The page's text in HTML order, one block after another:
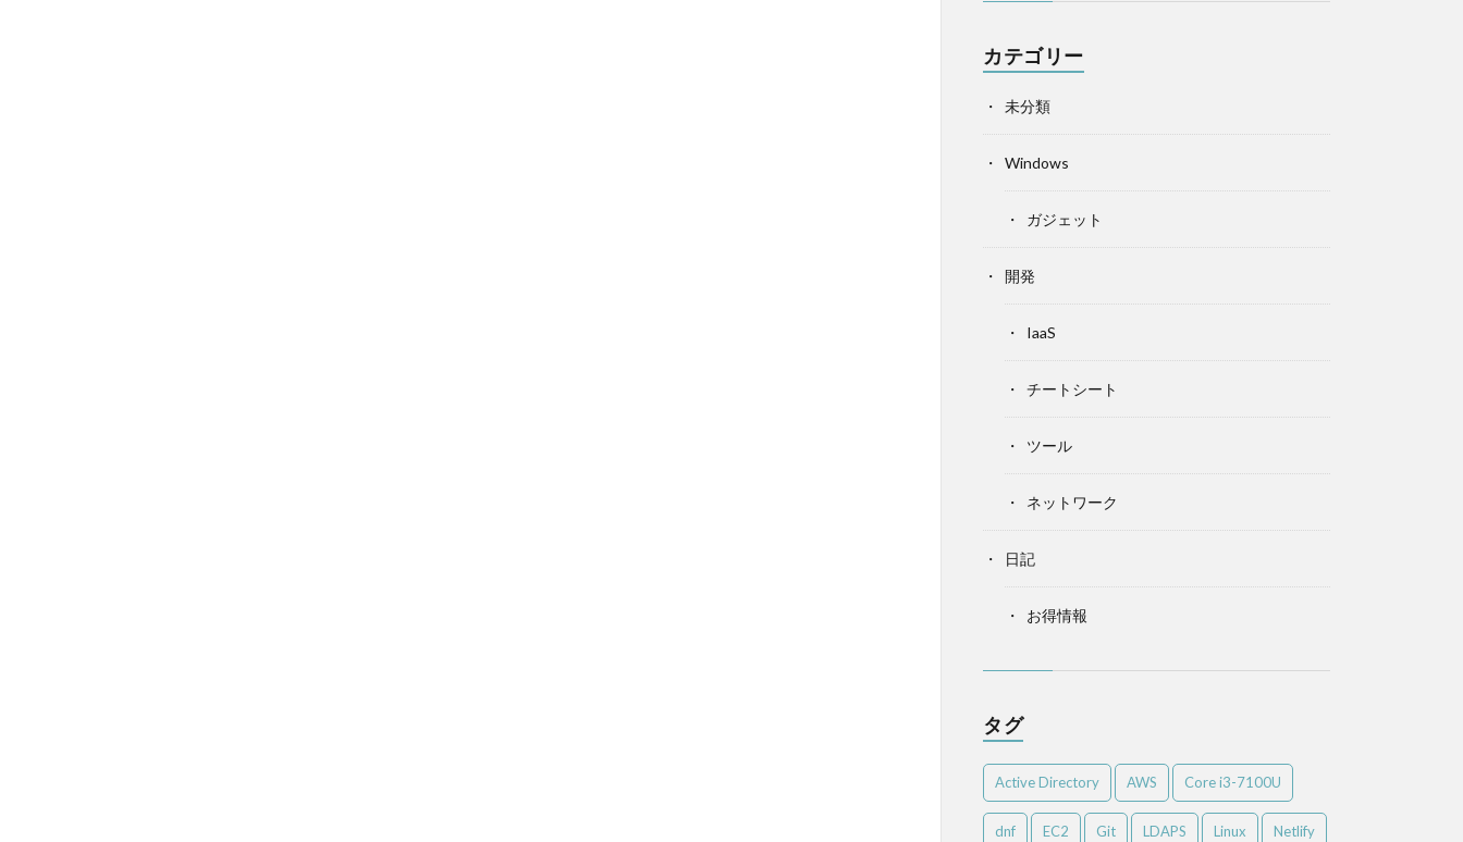
カテゴリー
未分類
Windows
ガジェット
開発
IaaS
チートシート
ツール
ネットワーク
日記
お得情報
タグ
Active Directory AWS Core i3-7100U
dnf EC2 Git LDAPS Linux Netlify